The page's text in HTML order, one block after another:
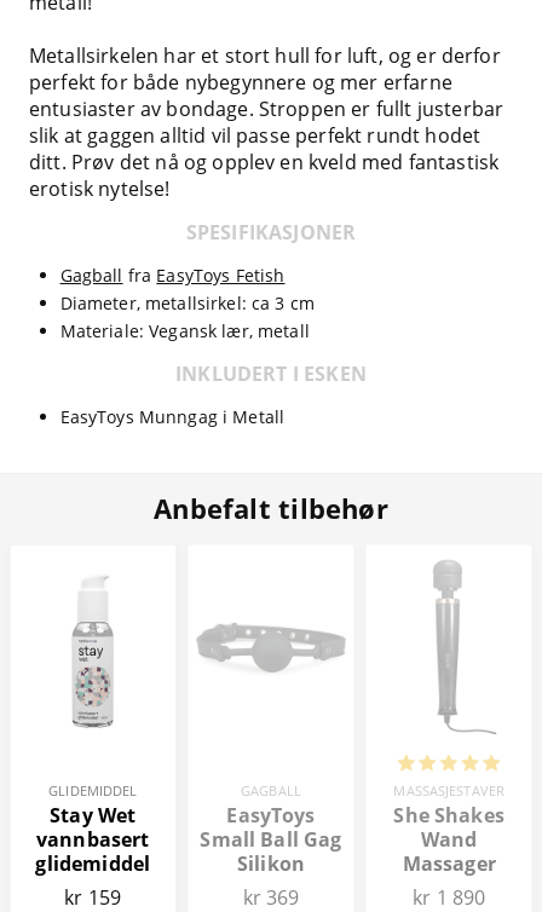
Metallsirkelen har et stort hull for luft, og er derfor
perfekt for både nybegynnere og mer erfarne
entusiaster av bondage. Stroppen er fullt justerbar
slik at gaggen alltid vil passe perfekt rundt hodet
ditt. Prøv det nå og opplev en kveld med fantastisk
erotisk nytelse!
SPESIFIKASJONER
Gagball fra EasyToys Fetish
Diameter, metallsirkel: ca 3 cm
Materiale: Vegansk lær, metall
INKLUDERT I ESKEN
EasyToys Munngag i Metall
Anbefalt tilbehør
GLIDEMIDDEL
Stay Wet
vannbasert
glidemiddel
100 ml
kr 159
GAGBALL
EasyToys
Small Ball Gag
Silikon
kr 369
MASSASJESTAVER
She Shakes
Wand
Massager
kr 1 890